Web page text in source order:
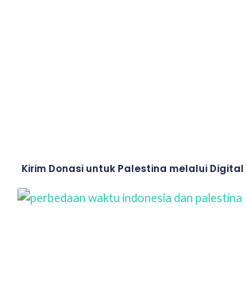
Kirim Donasi untuk Palestina melalui Digital